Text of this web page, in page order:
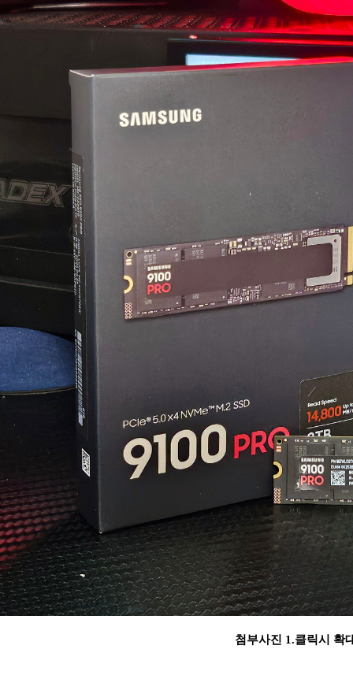
첨부사진 1.클릭시 확